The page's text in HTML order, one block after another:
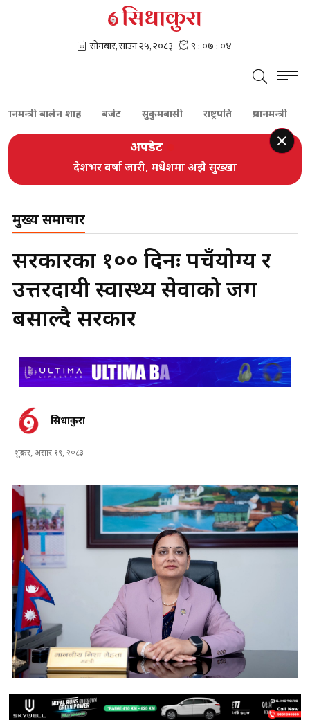
बालेन शाह बजेट सुकुमबासी राष्ट्रपति प्रधानमन्त्री कांग्रेस
अपडेट
देशभर वर्षा जारी, मधेशमा अझै सुख्खा
मुख्य समाचार
सरकारका १०० दिनः पहुँचयोग्य र
उत्तरदायी स्वास्थ्य सेवाको जग
बसाल्दै सरकार
सिधाकुरा
शुक्रबार, असार १९, २०८३